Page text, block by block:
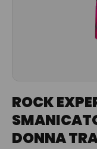
ROCK
DONNA